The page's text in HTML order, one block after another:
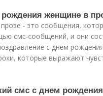
женщине в
- это сообщения,
смс-сообщений, и они
с днем
которые выражают
смс с днем